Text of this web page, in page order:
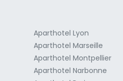
Aparthotel Lyon
Aparthotel Marseille
Aparthotel Montpellier
Aparthotel Narbonne